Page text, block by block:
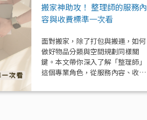
搬家神助攻！ 整理師的服務內
容與收費標準一次看
面對搬家，除了打包與搬運，如何
做好物品分類與空間規劃同樣關
鍵。本文帶你深入了解「整理師」
這個專業角色，從服務內容、收費
與加值效益，一次解析！